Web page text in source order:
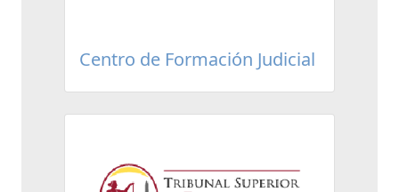
Centro de Formación Judicial